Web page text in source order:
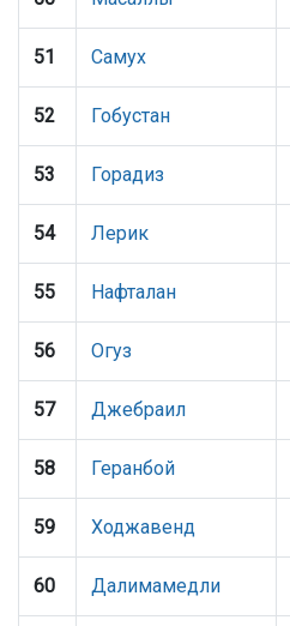
51 Самух
52 Гобустан
53 Горадиз
54 Лерик
55 Нафталан
56 Огуз
57 Джебраил
58 Геранбой
59 Ходжавенд
60 Далимамедли